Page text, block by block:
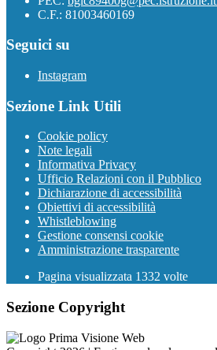
C.F.: 81003460169
Seguici su
Instagram
Sezione Link Utili
Cookie policy
Note legali
Informativa Privacy
Ufficio Relazioni con il Pubblico
Dichiarazione di accessibilità
Obiettivi di accessibilità
Whistleblowing
Gestione consensi cookie
Amministrazione trasparente
Pagina visualizzata 1332 volte
Sezione Copyright